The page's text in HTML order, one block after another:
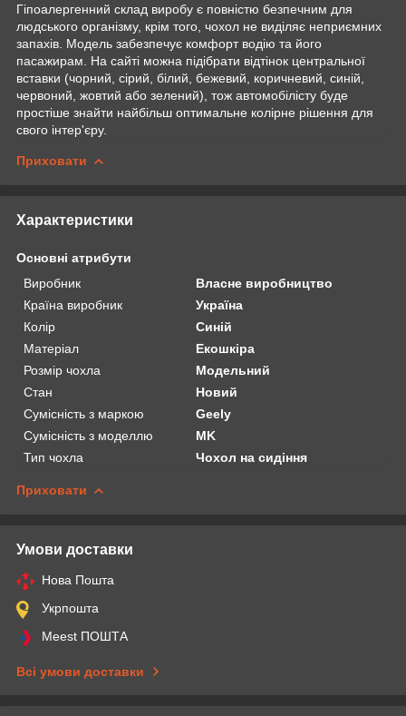
Гіпоалергенний склад виробу є повністю безпечним для
людського організму, крім того, чохол не виділяє неприємних
запахів. Модель забезпечує комфорт водію та його
пасажирам. На сайті можна підібрати відтінок центральної
вставки (чорний, сірий, білий, бежевий, коричневий, синій,
червоний, жовтий або зелений), тож автомобілісту буде
простіше знайти найбільш оптимальне колірне рішення для
свого інтер'єру.
Приховати
Характеристики
Основні атрибути
Виробник
Власне виробництво
Країна виробник
Україна
Колір
Синій
Матеріал
Екошкіра
Розмір чохла
Модельний
Стан
Новий
Сумісність з маркою
Geely
Сумісність з моделлю
MK
Тип чохла
Чохол на сидіння
Приховати
Умови доставки
Нова Пошта
Укрпошта
Meest ПОШТА
Всі умови доставки